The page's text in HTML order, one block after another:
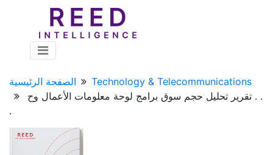
الصفحة الرئيسية
Technology & Telecommunications
تقرير تحليل حجم سوق برامج لوحة معلومات الأعمال وح . .
.